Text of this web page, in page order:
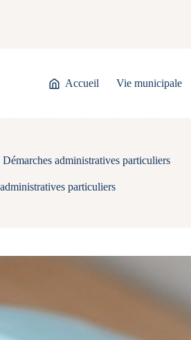
Accueil Vie municipale
Démarches administratives particuliers
particuliers